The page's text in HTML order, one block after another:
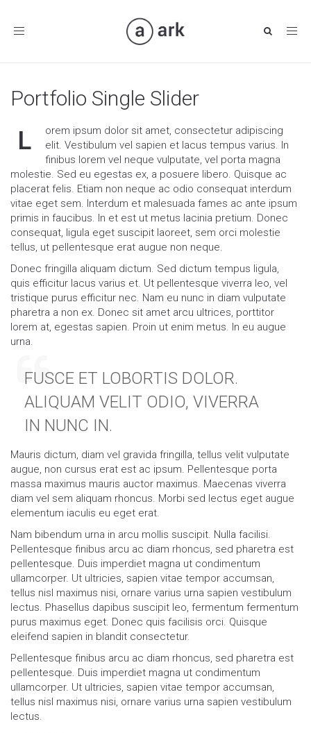
Toggle
Portfolio Single Slider
L
orem ipsum dolor sit amet, consectetur adipiscing
elit. Vestibulum vel sapien et lacus tempus varius. In
finibus lorem vel neque vulputate, vel porta magna
molestie. Sed eu egestas ex, a posuere libero. Quisque ac
placerat felis. Etiam non neque ac odio consequat interdum
vitae eget sem. Interdum et malesuada fames ac ante ipsum
primis in faucibus. In et est ut metus lacinia pretium. Donec
consequat, ligula eget suscipit laoreet, sem orci molestie
tellus, ut pellentesque erat augue non neque.
Donec fringilla aliquam dictum. Sed dictum tempus ligula,
quis efficitur lacus varius et. Ut pellentesque viverra leo, vel
tristique purus efficitur nec. Nam eu nunc in diam vulputate
pharetra a non ex. Donec sit amet arcu ultrices, porttitor
lorem at, egestas sapien. Proin ut enim metus. In eu augue
urna.
FUSCE ET LOBORTIS DOLOR.
ALIQUAM VELIT ODIO, VIVERRA
IN NUNC IN.
Mauris dictum, diam vel gravida fringilla, tellus velit vulputate
augue, non cursus erat est ac ipsum. Pellentesque porta
massa maximus mauris auctor maximus. Maecenas viverra
diam vel sem aliquam rhoncus. Morbi sed lectus eget augue
elementum iaculis eu eget erat.
Nam bibendum urna in arcu mollis suscipit. Nulla facilisi.
Pellentesque finibus arcu ac diam rhoncus, sed pharetra est
pellentesque. Duis imperdiet magna ut condimentum
ullamcorper. Ut ultricies, sapien vitae tempor accumsan,
tellus nisl maximus nisi, ornare varius urna sapien vestibulum
lectus. Phasellus dapibus suscipit leo, fermentum fermentum
purus maximus eget. Donec quis facilisis orci. Quisque
eleifend sapien in blandit consectetur.
Pellentesque finibus arcu ac diam rhoncus, sed pharetra est
pellentesque. Duis imperdiet magna ut condimentum
ullamcorper. Ut ultricies, sapien vitae tempor accumsan,
tellus nisl maximus nisi, ornare varius urna sapien vestibulum
lectus.